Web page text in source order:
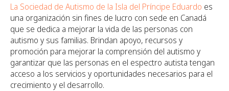
La Sociedad de Autismo de la Isla del Príncipe Eduardo es
una organización sin fines de lucro con sede en Canadá
que se dedica a mejorar la vida de las personas con
autismo y sus familias. Brindan apoyo, recursos y
promoción para mejorar la comprensión del autismo y
garantizar que las personas en el espectro autista tengan
acceso a los servicios y oportunidades necesarios para el
crecimiento y el desarrollo.